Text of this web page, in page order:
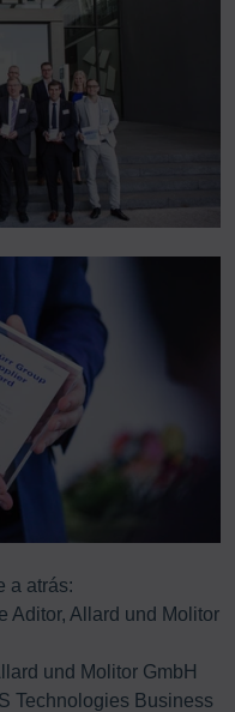
a atrás:
Aditor, Allard und Molitor
und Molitor GmbH
Technologies Business